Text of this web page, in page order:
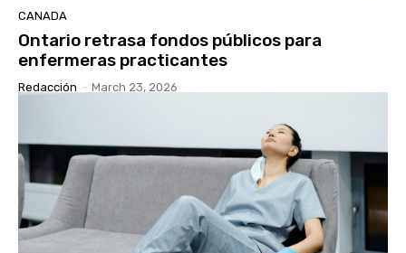
CANADA
Ontario retrasa fondos públicos para
enfermeras practicantes
Redacción - March 23, 2026